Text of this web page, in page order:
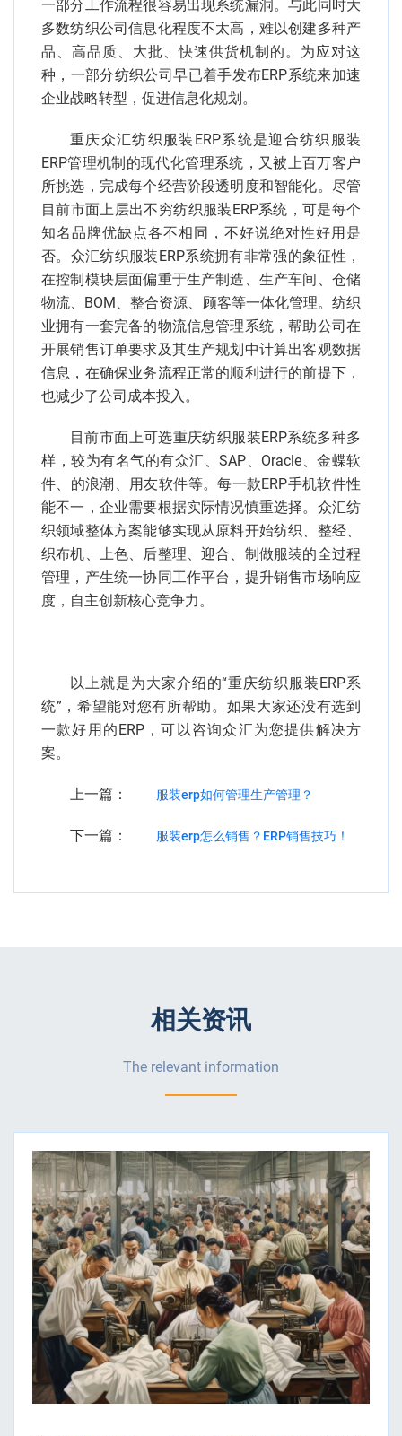
一部分工作流程很容易出现系统漏洞。与此同时大
多数纺织公司信息化程度不太高，难以创建多种产
品、高品质、大批、快速供货机制的。为应对这
种，一部分纺织公司早已着手发布ERP系统来加速
企业战略转型，促进信息化规划。
重庆众汇纺织服装ERP系统是迎合纺织服装
ERP管理机制的现代化管理系统，又被上百万客户
所挑选，完成每个经营阶段透明度和智能化。尽管
目前市面上层出不穷纺织服装ERP系统，可是每个
知名品牌优缺点各不相同，不好说绝对性好用是
否。众汇纺织服装ERP系统拥有非常强的象征性，
在控制模块层面偏重于生产制造、生产车间、仓储
物流、BOM、整合资源、顾客等一体化管理。纺织
业拥有一套完备的物流信息管理系统，帮助公司在
开展销售订单要求及其生产规划中计算出客观数据
信息，在确保业务流程正常的顺利进行的前提下，
也减少了公司成本投入。
目前市面上可选重庆纺织服装ERP系统多种多
样，较为有名气的有众汇、SAP、Oracle、金蝶软
件、的浪潮、用友软件等。每一款ERP手机软件性
能不一，企业需要根据实际情况慎重选择。众汇纺
织领域整体方案能够实现从原料开始纺织、整经、
织布机、上色、后整理、迎合、制做服装的全过程
管理，产生统一协同工作平台，提升销售市场响应
度，自主创新核心竞争力。
以上就是为大家介绍的“重庆纺织服装ERP系
统”，希望能对您有所帮助。如果大家还没有选到
一款好用的ERP，可以咨询众汇为您提供解决方
案。
上一篇： 服装erp如何管理生产管理？
下一篇： 服装erp怎么销售？ERP销售技巧！
相关资讯
The relevant information